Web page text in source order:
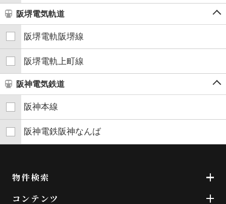
阪堺電気軌道
阪堺電軌阪堺線
阪堺電軌上町線
阪神電気鉄道
阪神本線
阪神電鉄阪神なんば
物件検索
コンテンツ